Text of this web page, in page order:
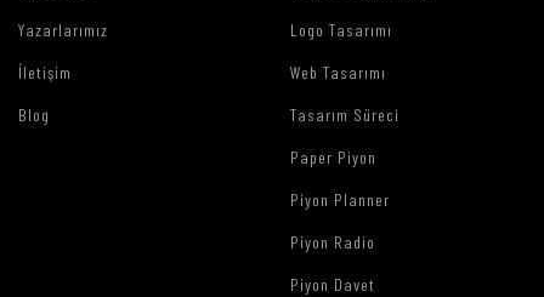
Yazarlarımız
İletişim
Blog
Logo Tasarımı
Web Tasarımı
Tasarım Süreci
Paper Piyon
Piyon Planner
Piyon Radio
Piyon Davet